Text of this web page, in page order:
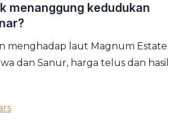
menanggung kedudukan
menghadap laut Magnum Estate
dan Sanur, harga telus dan hasil